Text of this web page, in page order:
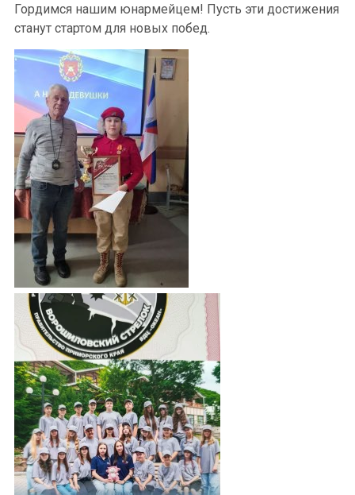
Гордимся нашим юнармейцем! Пусть эти достижения
станут стартом для новых побед.